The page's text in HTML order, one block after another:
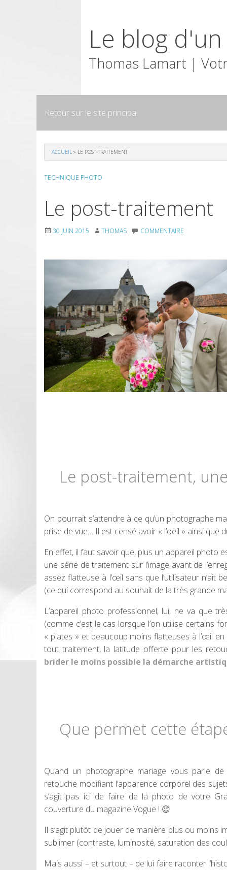
Le blog
Thomas Lamart |
Retour sur le site principal
ACCUEIL » LE POST-TRAITEMENT
TECHNIQUE PHOTO
Le post-traitement
30 JUIN 2015 THOMAS COMMENTAIRE
Le post-traitement,
On pourrait s’attendre à ce qu’un photographe
prise de vue… Il est censé avoir « l’oeil » ainsi que
En effet, il faut savoir que, plus un appareil photo
une série de traitement sur l’image avant de
assez flatteuse à l’œil sans que l’utilisateur
(ce qui correspond au souhait de la très grande
L’appareil photo professionnel, lui, ne va que
(comme c’est le cas lorsque l’on utilise certains
« plates » et beaucoup moins flatteuses à l’œil
tout traitement, la latitude offerte pour les
brider le moins possible la démarche
Que permet cette
Quand un photographe mariage vous parle
retouche modifiant l’apparence corporel des
s’agit pas ici de faire de la photo de votre
couverture du magazine Vogue ! 😉
Il s’agit plutôt de jouer de manière plus ou moins
sublimer (contraste, luminosité, saturation des
Mais aussi – et surtout – de lui faire raconter